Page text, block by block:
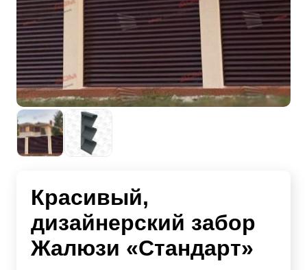
Красивый,
дизайнерский забор
Жалюзи «Стандарт»